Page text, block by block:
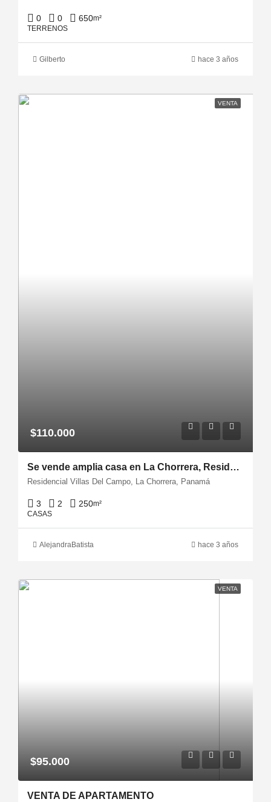
0 0 650m²
TERRENOS
Gilberto hace 3 años
VENTA
$110.000
Se vende amplia casa en La Chorrera, Residencial Villas del Campo
Residencial Villas Del Campo, La Chorrera, Panamá
3 2 250m²
CASAS
AlejandraBatista hace 3 años
VENTA
$95.000
VENTA DE APARTAMENTO